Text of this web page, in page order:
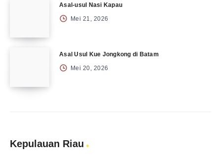
Asal-usul Nasi Kapau
Mei 21, 2026
Asal Usul Kue Jongkong di Batam
Mei 20, 2026
Kepulauan Riau